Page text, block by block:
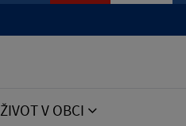
ŽIVOT V OBCI